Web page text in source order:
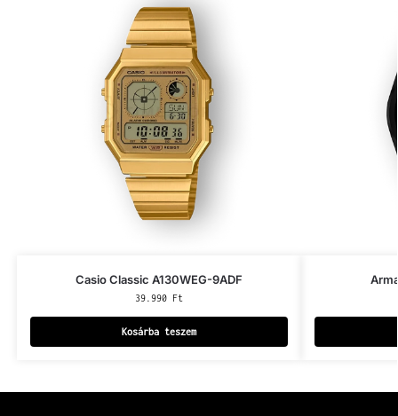
Casio Classic A130WEG-9ADF
39.990 Ft
Kosárba teszem